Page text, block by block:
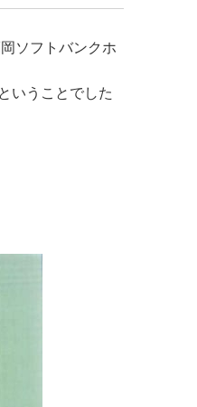
ソフトバンクホ
いうことでした